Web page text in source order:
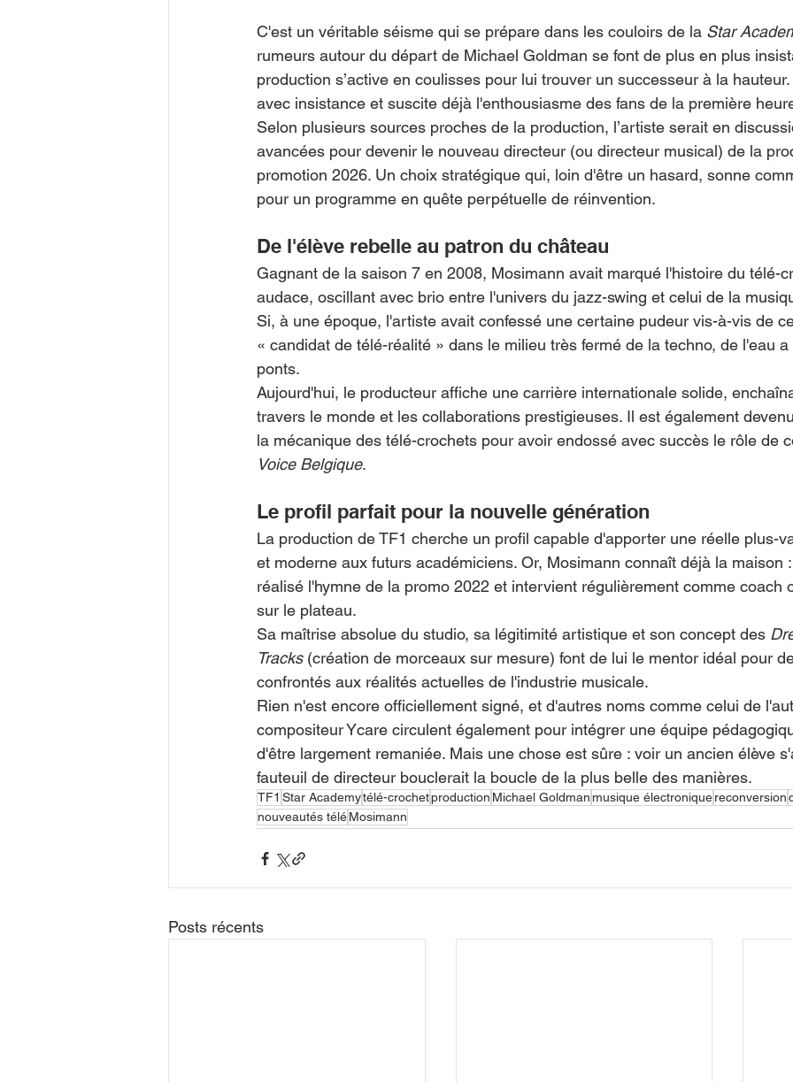
C'est un véritable séisme qui se prépare dans les couloirs de la Star
rumeurs autour du départ de Michael Goldman se font de plus en plus
production s’active en coulisses pour lui trouver un successeur à la
avec insistance et suscite déjà l'enthousiasme des fans de la première
Selon plusieurs sources proches de la production, l’artiste serait en
avancées pour devenir le nouveau directeur (ou directeur musical) de la
promotion 2026. Un choix stratégique qui, loin d'être un hasard, sonne
pour un programme en quête perpétuelle de réinvention.
De l'élève rebelle au patron du château
Gagnant de la saison 7 en 2008, Mosimann avait marqué l'histoire du télé-
audace, oscillant avec brio entre l'univers du jazz-swing et celui de la
Si, à une époque, l'artiste avait confessé une certaine pudeur vis-à-vis de
« candidat de télé-réalité » dans le milieu très fermé de la techno, de l'eau
ponts.
Aujourd'hui, le producteur affiche une carrière internationale solide,
travers le monde et les collaborations prestigieuses. Il est également
la mécanique des télé-crochets pour avoir endossé avec succès le rôle de
Voice Belgique.
Le profil parfait pour la nouvelle génération
La production de TF1 cherche un profil capable d'apporter une réelle plus-
et moderne aux futurs académiciens. Or, Mosimann connaît déjà la maison
réalisé l'hymne de la promo 2022 et intervient régulièrement comme coach
sur le plateau.
Sa maîtrise absolue du studio, sa légitimité artistique et son concept des
Tracks (création de morceaux sur mesure) font de lui le mentor idéal pour
confrontés aux réalités actuelles de l'industrie musicale.
Rien n'est encore officiellement signé, et d'autres noms comme celui de
compositeur Ycare circulent également pour intégrer une équipe
d'être largement remaniée. Mais une chose est sûre : voir un ancien élève
fauteuil de directeur bouclerait la boucle de la plus belle des manières.
TF1 Star Academytélé-crochetproduction Michael Goldman musique électroniquereconversion
nouveautés téléMosimann
Posts récents